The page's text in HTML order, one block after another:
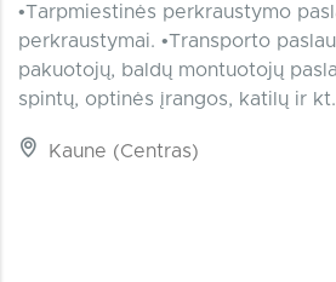
•Tarpmiestinės perkraustymo
perkraustymai. •Transporto
pakuotojų, baldų montuotojų
spintų, optinės įrangos, katilų ir
Kaune (Centras)